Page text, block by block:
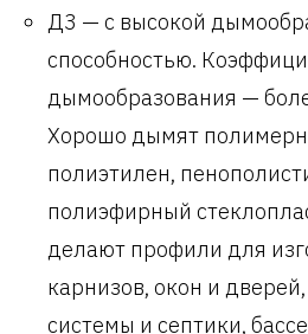
Д3 — с высокой
способностью.
дымообразования —
Хорошо дымят
полиэтилен,
полиэфирный
делают профили для
карнизов, окон и
системы и септики,